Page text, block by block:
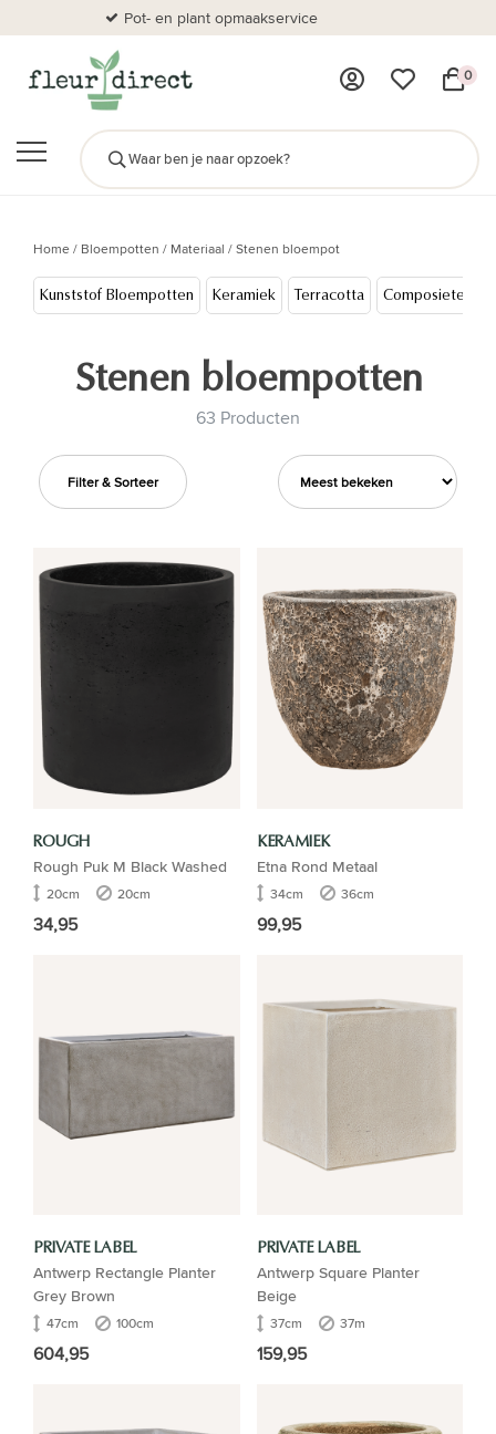
Pot- en plant opmaakservice
0
Home/ Bloempotten / Materiaal /Stenen bloempot
Kunststof Bloempotten Keramiek Terracotta Composieten
Stenen bloempotten
63 Producten
Filter & Sorteer
ROUGH
Rough Puk M Black Washed
20cm 20cm
34,95
KERAMIEK
Etna Rond Metaal
34cm 36cm
99,95
PRIVATE LABEL
Antwerp Rectangle Planter
Grey Brown
47cm 100cm
604,95
PRIVATE LABEL
Antwerp Square Planter
Beige
37cm 37m
159,95